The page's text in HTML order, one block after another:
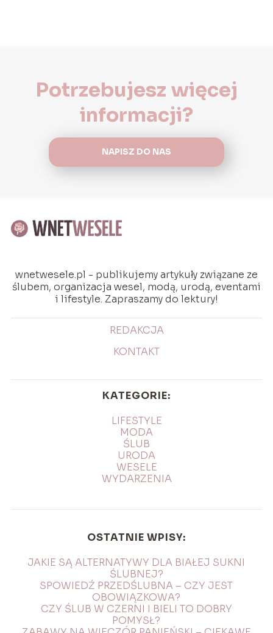
Potrzebujesz więcej
informacji?
NAPISZ DO NAS
wnetwesele.pl - publikujemy artykuły związane ze
ślubem, organizacja wesel, modą, urodą, eventami
i lifestyle. Zapraszamy do lektury!
REDAKCJA
KONTAKT
KATEGORIE:
LIFESTYLE
MODA
ŚLUB
URODA
WESELE
WYDARZENIA
OSTATNIE WPISY:
JAKIE SĄ ALTERNATYWY DLA BIAŁEJ SUKNI
ŚLUBNEJ?
SPOWIEDŹ PRZEDŚLUBNA – CZY JEST
OBOWIĄZKOWA?
CZY ŚLUB W CZERNI I BIELI TO DOBRY
POMYSŁ?